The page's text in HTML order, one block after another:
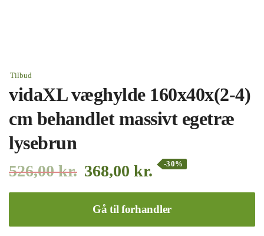
Tilbud
vidaXL væghylde 160x40x(2-4)
cm behandlet massivt egetræ
lysebrun
526,00kr. 368,00 kr. -30%
Gå til forhandler